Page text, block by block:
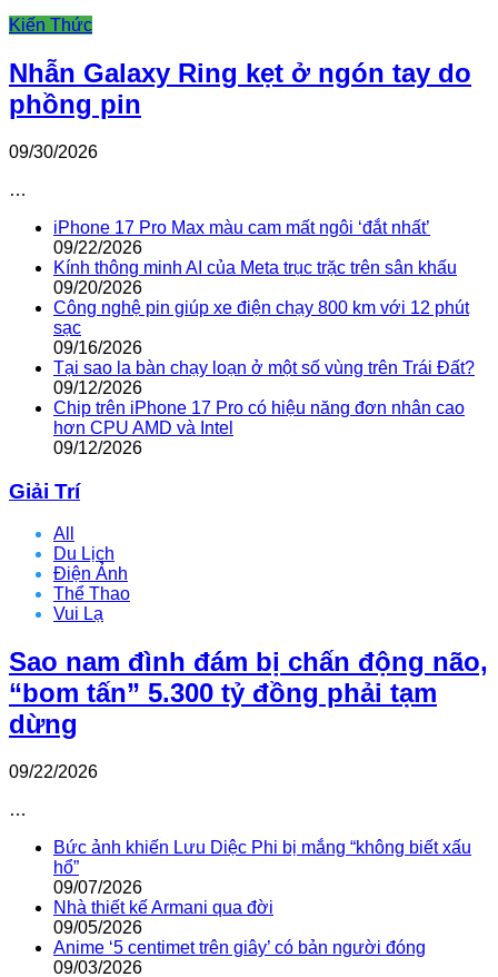
Kiến Thức
Nhẫn Galaxy Ring kẹt ở ngón tay do
phồng pin
09/30/2026
…
iPhone 17 Pro Max màu cam mất ngôi ‘đắt nhất’
09/22/2026
Kính thông minh AI của Meta trục trặc trên sân khấu
09/20/2026
Công nghệ pin giúp xe điện chạy 800 km với 12 phút
sạc
09/16/2026
Tại sao la bàn chạy loạn ở một số vùng trên Trái Đất?
09/12/2026
Chip trên iPhone 17 Pro có hiệu năng đơn nhân cao
hơn CPU AMD và Intel
09/12/2026
Giải Trí
All
Du Lịch
Điện Ảnh
Thể Thao
Vui Lạ
Sao nam đình đám bị chấn động não,
“bom tấn” 5.300 tỷ đồng phải tạm
dừng
09/22/2026
…
Bức ảnh khiến Lưu Diệc Phi bị mắng “không biết xấu
hổ”
09/07/2026
Nhà thiết kế Armani qua đời
09/05/2026
Anime ‘5 centimet trên giây’ có bản người đóng
09/03/2026